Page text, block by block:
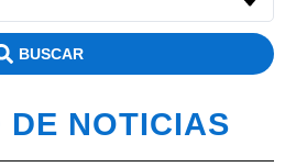
BUSCAR
DE NOTICIAS